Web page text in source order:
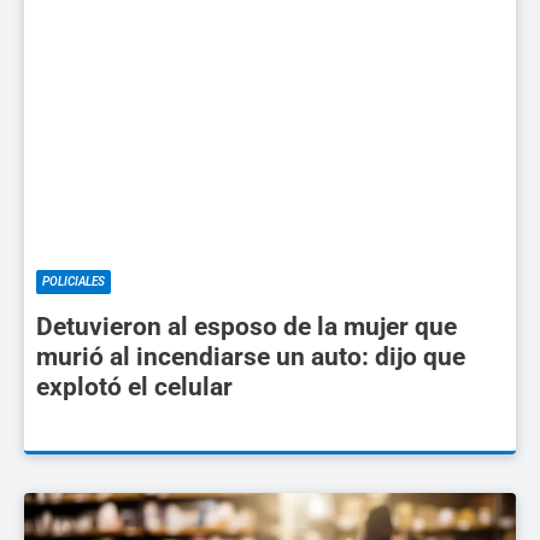
POLICIALES
Detuvieron al esposo de la mujer que
murió al incendiarse un auto: dijo que
explotó el celular